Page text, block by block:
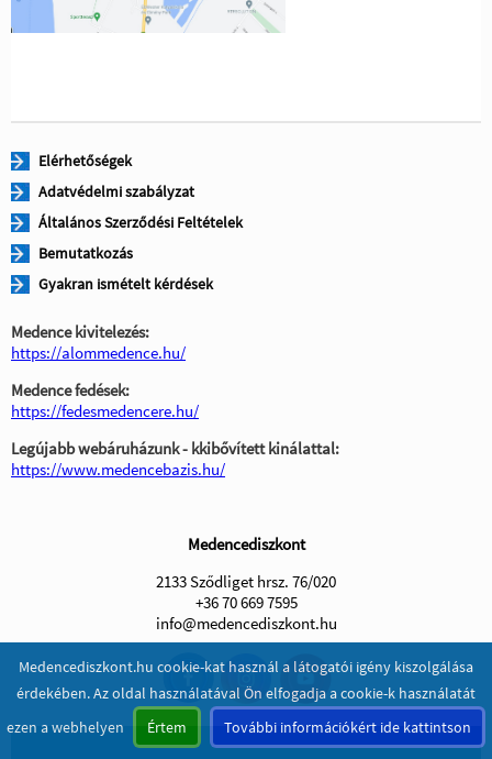
Medencediszkont.hu cookie-kat használ a látogatói igény kiszolgálása
érdekében. Az oldal használatával Ön elfogadja a cookie-k használatát
ezen a webhelyen
Értem További információkért ide kattintson
Elérhetőségek
Adatvédelmi szabályzat
Általános Szerződési Feltételek
Bemutatkozás
Gyakran ismételt kérdések
Medence kivitelezés:
https://alommedence.hu/
Medence fedések:
https://fedesmedencere.hu/
Legújabb webáruházunk - kkibővített kinálattal:
https://www.medencebazis.hu/
Medencediszkont
2133 Sződliget hrsz. 76/020
+36 70 669 7595
info@medencediszkont.hu